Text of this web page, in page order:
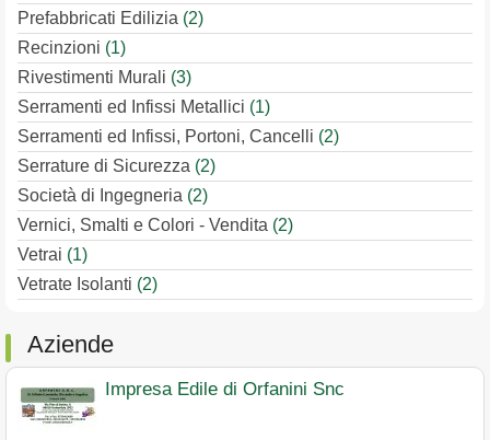
Prefabbricati Edilizia (2)
Recinzioni (1)
Rivestimenti Murali (3)
Serramenti ed Infissi Metallici (1)
Serramenti ed Infissi, Portoni, Cancelli (2)
Serrature di Sicurezza (2)
Società di Ingegneria (2)
Vernici, Smalti e Colori - Vendita (2)
Vetrai (1)
Vetrate Isolanti (2)
Aziende
Impresa Edile di Orfanini Snc